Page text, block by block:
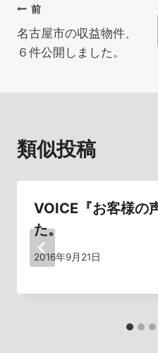
投
稿
ー
ョ
ン
前
名古屋市の収益物件、
６件公開しました。
類似投稿
VOICE『お客様の
た。
2016年9月21日